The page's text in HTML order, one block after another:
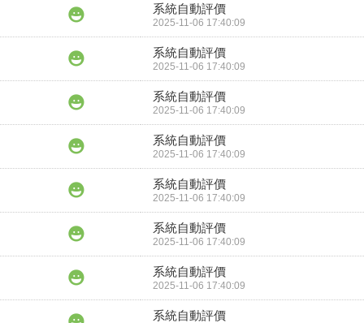
系統自動評價
2025-11-06 17:40:09
系統自動評價
2025-11-06 17:40:09
系統自動評價
2025-11-06 17:40:09
系統自動評價
2025-11-06 17:40:09
系統自動評價
2025-11-06 17:40:09
系統自動評價
2025-11-06 17:40:09
系統自動評價
2025-11-06 17:40:09
系統自動評價